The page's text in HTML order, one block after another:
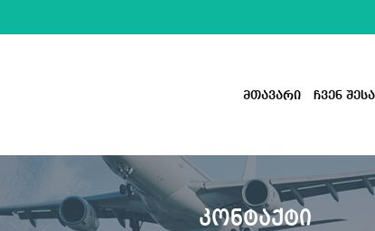
მთავარი ჩვენ
ᲙᲝᲜᲢᲐᲥᲢᲘ